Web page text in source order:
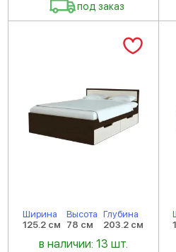
под заказ
Ширина
125.2 см
Высота
78 см
Глубина
203.2 см
в наличии: 13 шт.